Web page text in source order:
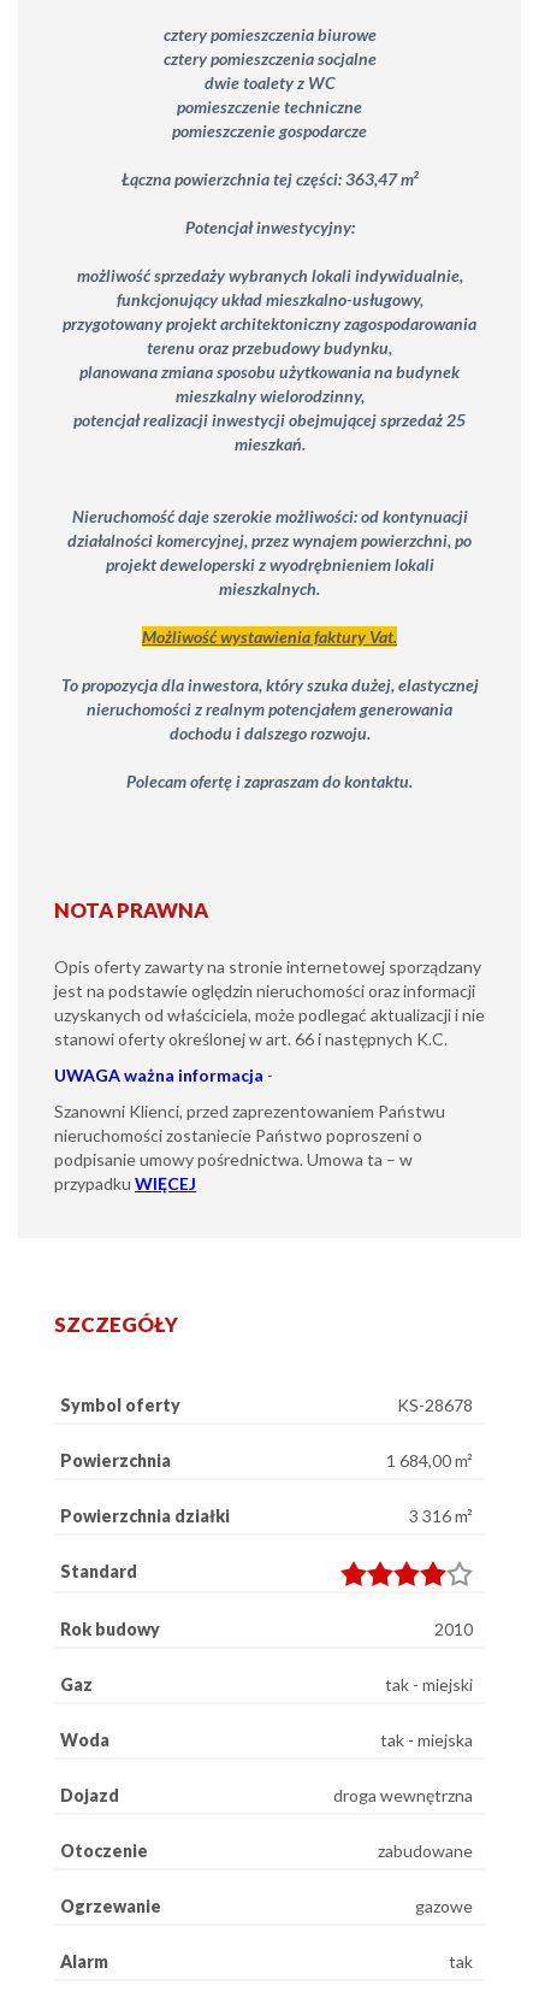
cztery pomieszczenia biurowe
cztery pomieszczenia socjalne
dwie toalety z WC
pomieszczenie techniczne
pomieszczenie gospodarcze
Łączna powierzchnia tej części: 363,47 m²
Potencjał inwestycyjny:
możliwość sprzedaży wybranych lokali indywidualnie,
funkcjonujący układ mieszkalno-usługowy,
przygotowany projekt architektoniczny zagospodarowania
terenu oraz przebudowy budynku,
planowana zmiana sposobu użytkowania na budynek
mieszkalny wielorodzinny,
potencjał realizacji inwestycji obejmującej sprzedaż 25
mieszkań.
Nieruchomość daje szerokie możliwości: od kontynuacji
działalności komercyjnej, przez wynajem powierzchni, po
projekt deweloperski z wyodrębnieniem lokali
mieszkalnych.
Możliwość wystawienia faktury Vat.
To propozycja dla inwestora, który szuka dużej, elastycznej
nieruchomości z realnym potencjałem generowania
dochodu i dalszego rozwoju.
Polecam ofertę i zapraszam do kontaktu.
NOTA PRAWNA
Opis oferty zawarty na stronie internetowej sporządzany
jest na podstawie oględzin nieruchomości oraz informacji
uzyskanych od właściciela, może podlegać aktualizacji i nie
stanowi oferty określonej w art. 66 i następnych K.C.
UWAGAważna informacja -
Szanowni Klienci, przed zaprezentowaniem Państwu
nieruchomości zostaniecie Państwo poproszeni o
podpisanie umowy pośrednictwa. Umowa ta – w
przypadku WIĘCEJ
SZCZEGÓŁY
Symbol oferty KS-28678
Powierzchnia 1 684,00 m²
Powierzchnia działki 3 316 m²
Standard
Rok budowy 2010
Gaz tak - miejski
Woda tak - miejska
Dojazd droga wewnętrzna
Otoczenie zabudowane
Ogrzewanie gazowe
Alarm tak